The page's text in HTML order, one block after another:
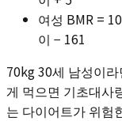
여성 BMR =
이 − 161
70kg 30세 남성이
게 먹으면 기초대사
는 다이어트가 위험